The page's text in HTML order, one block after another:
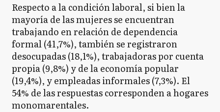
Respecto a la condición laboral, si bien la
mayoría de las mujeres se encuentran
trabajando en relación de dependencia
formal (41,7%), también se registraron
desocupadas (18,1%), trabajadoras por cuenta
propia (9,8%) y de la economía popular
(19,4%), y empleadas informales (7,3%). El
54% de las respuestas corresponden a hogares
monomarentales.